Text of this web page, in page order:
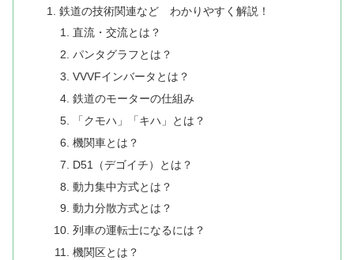
鉄道の技術関連など わかりやすく解説！
直流・交流とは？
パンタグラフとは？
VVVFインバータとは？
鉄道のモーターの仕組み
「クモハ」「キハ」とは？
機関車とは？
D51（デゴイチ）とは？
動力集中方式とは？
動力分散方式とは？
列車の運転士になるには？
機関区とは？